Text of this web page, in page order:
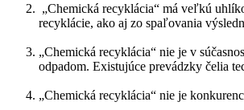
„Chemická recyklácia“ má veľkú
recyklácie, ako aj zo spaľovania
„Chemická recyklácia“ nie je v
odpadom. Existujúce prevádzky čelia
„Chemická recyklácia“ nie je